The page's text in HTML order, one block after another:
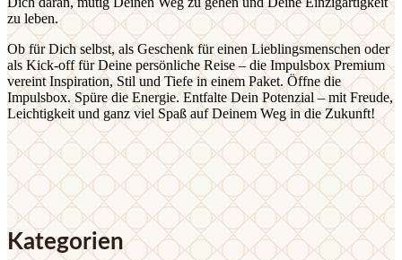
zu leben.
Ob für Dich selbst, als Geschenk für einen Lieblingsmenschen oder
als Kick-off für Deine persönliche Reise – die Impulsbox Premium
vereint Inspiration, Stil und Tiefe in einem Paket. Öffne die
Impulsbox. Spüre die Energie. Entfalte Dein Potenzial – mit Freude,
Leichtigkeit und ganz viel Spaß auf Deinem Weg in die Zukunft!
Kategorien